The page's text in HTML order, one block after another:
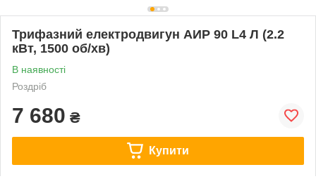
Трифазний електродвигун АИР 90 L4 Л (2.2
кВт, 1500 об/хв)
В наявності
Роздріб
7 680 ₴
Купити